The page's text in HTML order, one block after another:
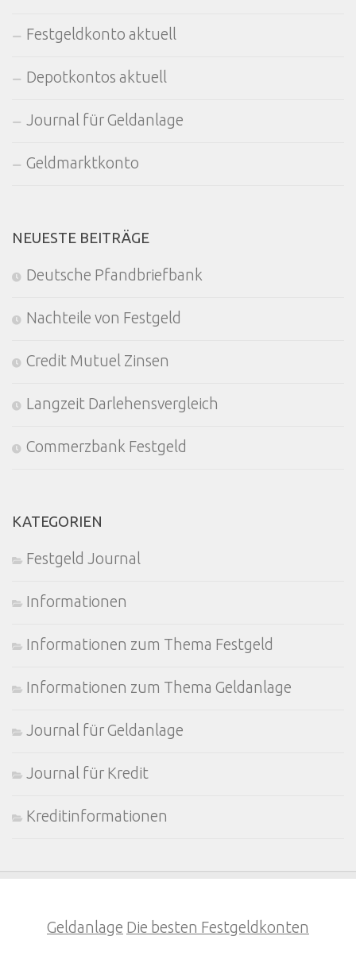
Festgeldkonto aktuell
Depotkontos aktuell
Journal für Geldanlage
Geldmarktkonto
NEUESTE BEITRÄGE
Deutsche Pfandbriefbank
Nachteile von Festgeld
Credit Mutuel Zinsen
Langzeit Darlehensvergleich
Commerzbank Festgeld
KATEGORIEN
Festgeld Journal
Informationen
Informationen zum Thema Festgeld
Informationen zum Thema Geldanlage
Journal für Geldanlage
Journal für Kredit
Kreditinformationen
Geldanlage Die besten Festgeldkonten